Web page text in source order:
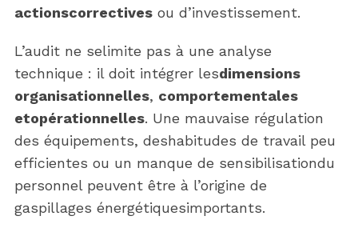
actionscorrectivesou d’investissement.
L’audit ne selimite pas à une analyse
technique : il doit intégrer lesdimensions
organisationnelles, comportementales
etopérationnelles. Une mauvaise régulation
des équipements, deshabitudes de travail peu
efficientes ou un manque de sensibilisationdu
personnel peuvent être à l’origine de
gaspillages énergétiquesimportants.